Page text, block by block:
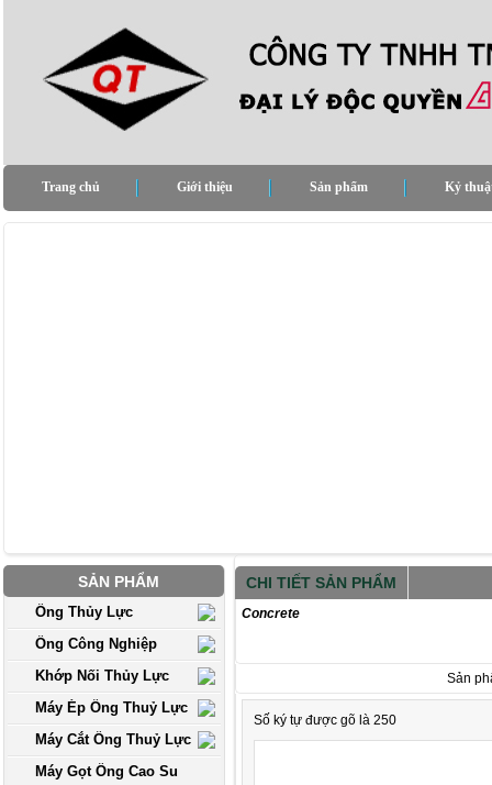
Trang chủ Giới thiệu Sản phẩm Kỷ
SẢN PHẨM
Ống Thủy Lực
Ống Công Nghiệp
Khớp Nối Thủy Lực
Máy Ép Ống Thuỷ Lực
Máy Cắt Ống Thuỷ Lực
Máy Gọt Ống Cao Su
CHI TIẾT SẢN PHẨM
Concrete
Sản
Số ký tự được gõ là 250